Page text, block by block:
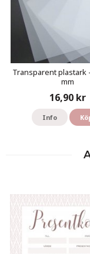
Transparent plastark
mm
16,90 kr
Info